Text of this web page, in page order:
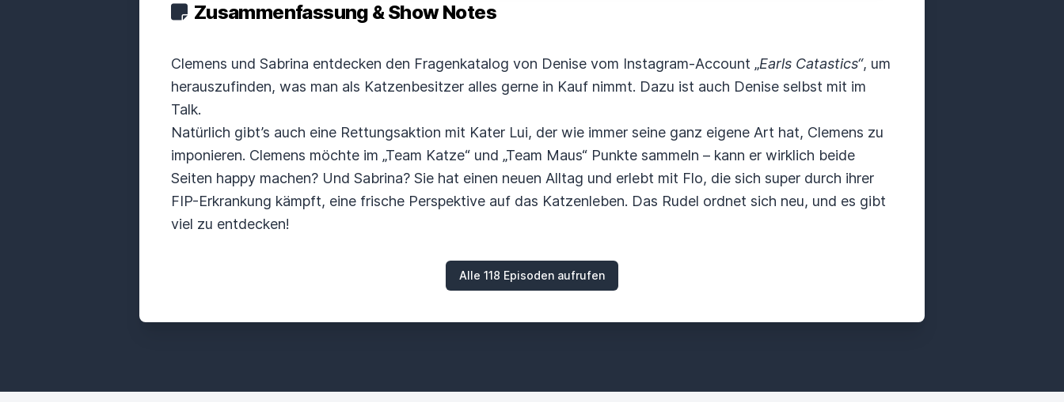
Zusammenfassung & Show Notes
Clemens und Sabrina entdecken den Fragenkatalog von Denise vom Instagram-Account „Earls Catastics“, um
herauszufinden, was man als Katzenbesitzer alles gerne in Kauf nimmt. Dazu ist auch Denise selbst mit im
Talk.
Natürlich gibt’s auch eine Rettungsaktion mit Kater Lui, der wie immer seine ganz eigene Art hat, Clemens zu
imponieren. Clemens möchte im „Team Katze“ und „Team Maus“ Punkte sammeln – kann er wirklich beide
Seiten happy machen? Und Sabrina? Sie hat einen neuen Alltag und erlebt mit Flo, die sich super durch ihrer
FIP-Erkrankung kämpft, eine frische Perspektive auf das Katzenleben. Das Rudel ordnet sich neu, und es gibt
viel zu entdecken!
Alle 118 Episoden aufrufen